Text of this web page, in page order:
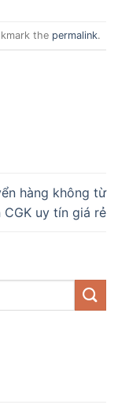
the permalink.
hàng không từ
CGK uy tín giá rẻ